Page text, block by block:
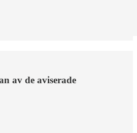
av de aviserade